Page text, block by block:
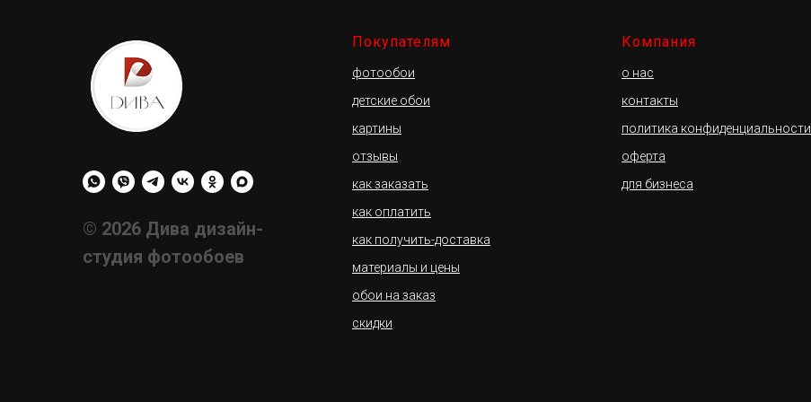
© 2026 Дива дизайн-
студия фотообоев
Покупателям
фотообои
детские обои
картины
отзывы
как заказать
как оплатить
как получить-доставка
материалы и цены
обои на заказ
скидки
Компания
о нас
контакты
политика конфиденциальности
оферта
для бизнеса